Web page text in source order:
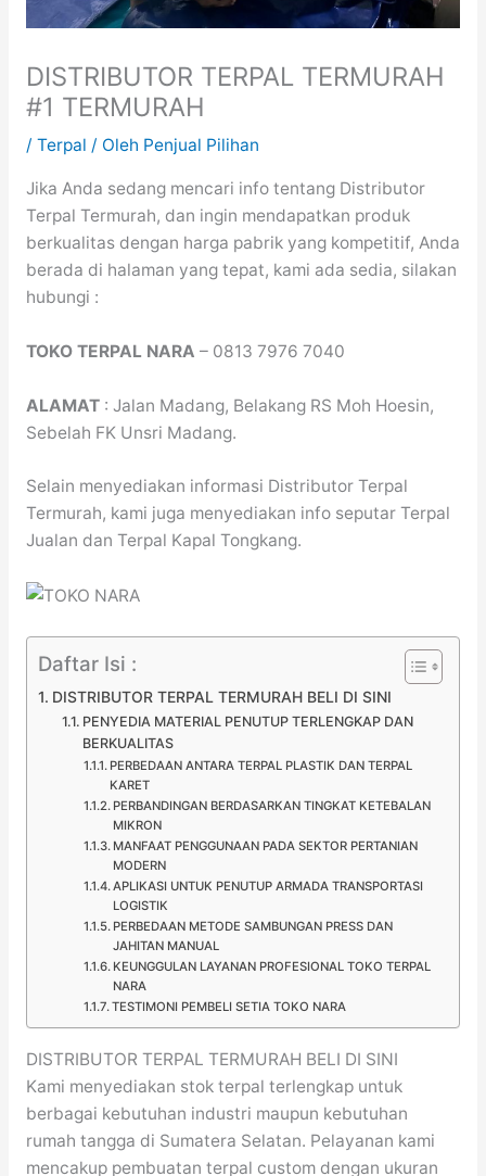
DISTRIBUTOR TERPAL TERMURAH
#1 TERMURAH
/ Terpal / Oleh Penjual Pilihan
Jika Anda sedang mencari info tentang Distributor
Terpal Termurah, dan ingin mendapatkan produk
berkualitas dengan harga pabrik yang kompetitif, Anda
berada di halaman yang tepat, kami ada sedia, silakan
hubungi :
TOKO TERPAL NARA – 0813 7976 7040
ALAMAT: Jalan Madang, Belakang RS Moh Hoesin,
Sebelah FK Unsri Madang.
Selain menyediakan informasi Distributor Terpal
Termurah, kami juga menyediakan info seputar Terpal
Jualan dan Terpal Kapal Tongkang.
Daftar Isi :
DISTRIBUTOR TERPAL TERMURAH BELI DI SINI
PENYEDIA MATERIAL PENUTUP TERLENGKAP DAN
BERKUALITAS
PERBEDAAN ANTARA TERPAL PLASTIK DAN TERPAL
KARET
PERBANDINGAN BERDASARKAN TINGKAT KETEBALAN
MIKRON
MANFAAT PENGGUNAAN PADA SEKTOR PERTANIAN
MODERN
APLIKASI UNTUK PENUTUP ARMADA TRANSPORTASI
LOGISTIK
PERBEDAAN METODE SAMBUNGAN PRESS DAN
JAHITAN MANUAL
KEUNGGULAN LAYANAN PROFESIONAL TOKO TERPAL
NARA
TESTIMONI PEMBELI SETIA TOKO NARA
DISTRIBUTOR TERPAL TERMURAH BELI DI SINI
Kami menyediakan stok terpal terlengkap untuk
berbagai kebutuhan industri maupun kebutuhan
rumah tangga di Sumatera Selatan. Pelayanan kami
mencakup pembuatan terpal custom dengan ukuran